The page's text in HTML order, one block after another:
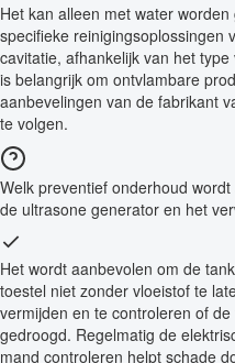
Het kan alleen met water
specifieke reinigingsoplossingen
cavitatie, afhankelijk van het
is belangrijk om ontvlambare
aanbevelingen van de fabrikant
te volgen.
Welk preventief onderhoud
de ultrasone generator en het
Het wordt aanbevolen om de
toestel niet zonder vloeistof te
vermijden en te controleren of
gedroogd. Regelmatig de
mand controleren helpt schade